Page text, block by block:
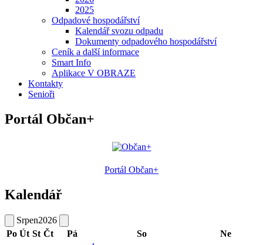
2025
Odpadové hospodářství
Kalendář svozu odpadu
Dokumenty odpadového hospodářství
Ceník a další informace
Smart Info
Aplikace V OBRAZE
Kontakty
Senioři
Portál Občan+
Portál Občan+
Kalendář
Srpen2026
Po Út St Čt Pá So
Ne